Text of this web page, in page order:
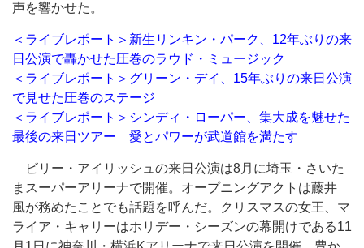
声を響かせた。
＜ライブレポート＞新生リンキン・パーク、12年ぶりの来
日公演で轟かせた圧巻のラウド・ミュージック
＜ライブレポート＞グリーン・デイ、15年ぶりの来日公演
で見せた圧巻のステージ
＜ライブレポート＞シンディ・ローパー、集大成を魅せた
最後の来日ツアー 愛とパワーが武道館を満たす
ビリー・アイリッシュの来日公演は8月に埼玉・さいた
まスーパーアリーナで開催。オープニングアクトは藤井
風が務めたことでも話題を呼んだ。クリスマスの女王、マ
ライア・キャリーはホリデー・シーズンの幕開けである11